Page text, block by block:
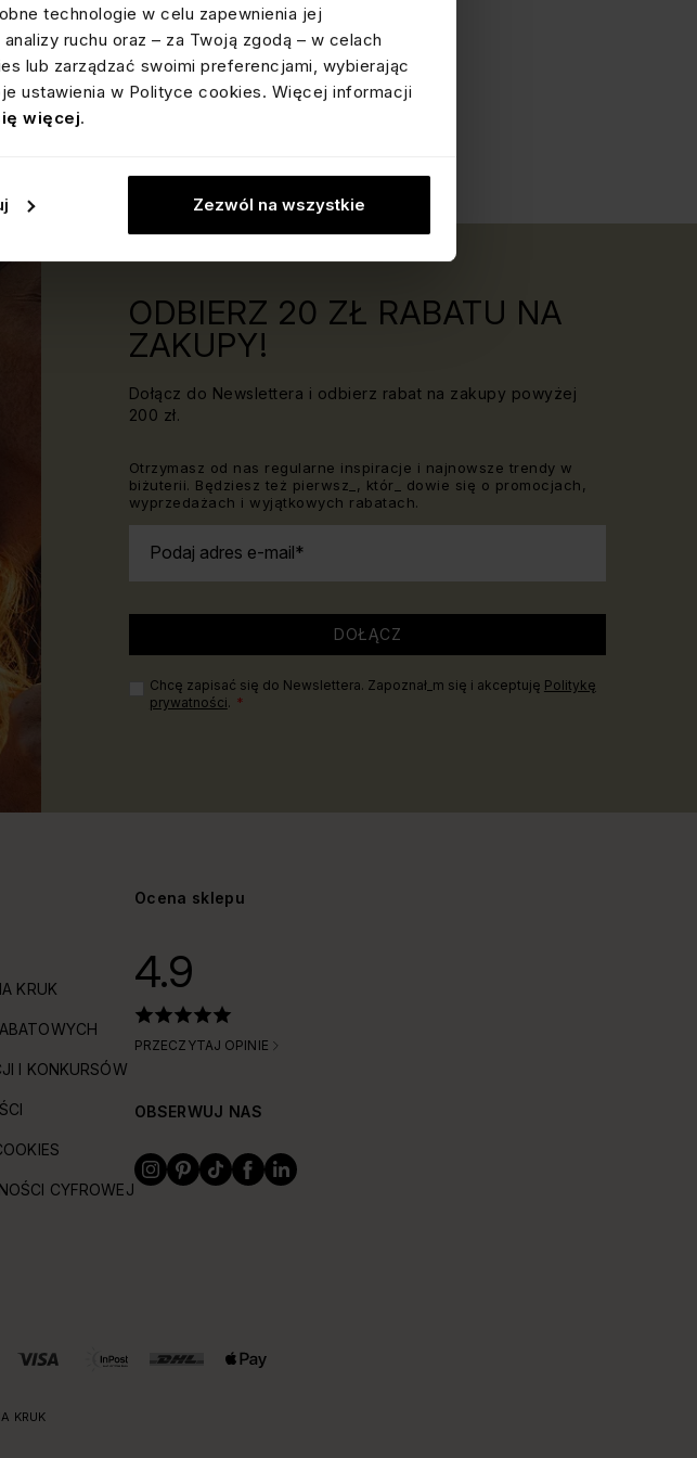
technologie w celu zapewnienia jej
ruchu oraz – za Twoją zgodą – w celach
lub zarządzać swoimi preferencjami, wybierając
ustawienia w Polityce cookies. Więcej informacji
więcej.
Zezwól na wszystkie
ODBIERZ 20 ZŁ RABATU NA
ZAKUPY!
Dołącz do Newslettera i odbierz rabat na zakupy powyżej
200 zł.
Otrzymasz od nas regularne inspiracje i najnowsze trendy w
biżuterii. Będziesz też pierwsz_, któr_ dowie się o promocjach,
wyprzedażach i wyjątkowych rabatach.
Podaj adres e-mail
DOŁĄCZ
Chcę zapisać się do Newslettera. Zapoznał_m się i akceptuję Politykę
prywatności.
KRUK
I KONKURSÓW
CYFROWEJ
Ocena sklepu
4.9
PRZECZYTAJ OPINIE
OBSERWUJ NAS
KRUK